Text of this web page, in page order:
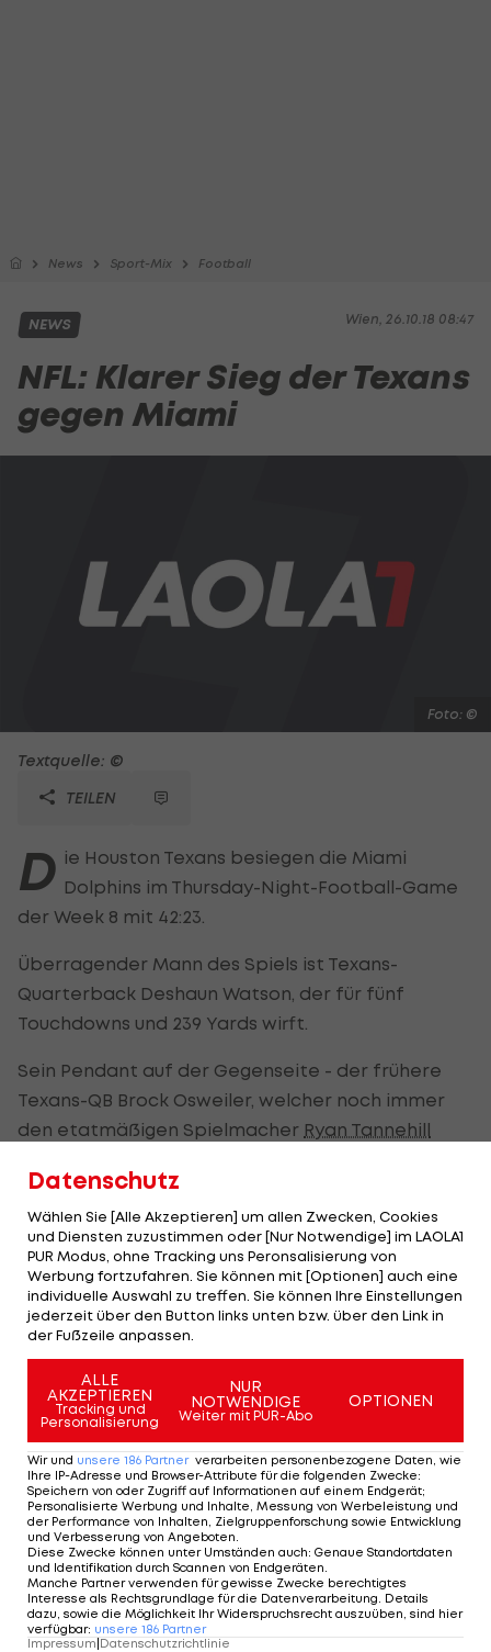
News Sport-Mix Football
Wien, 26.10.18 08:47
NEWS
NFL: Klarer Sieg der Texans
gegen Miami
Foto: ©
Textquelle: ©
TEILEN
D ie Houston Texans besiegen die Miami
Dolphins im Thursday-Night-Football-Game
der Week 8 mit 42:23.
Überragender Mann des Spiels ist Texans-
Quarterback Deshaun Watson, der für fünf
Touchdowns und 239 Yards wirft.
Sein Pendant auf der Gegenseite - der frühere
Texans-QB Brock Osweiler, welcher noch immer
den etatmäßigen Spielmacher Ryan Tannehill
und eine Interception.
Während der Dolphins-Quarterback keinen
Touchdown wirft, schafft es immerhin Dolphins-
Wide-Receiver Danny Amendola, der bei einem
Trickspielzug einen Touchdown-Pass auf
Runningback Kenyan Drake werfen kann.
Houston baut somit den Vorsprung in der AFC-
South aus (5-3), während die Miami Dolphins (4-4)
Gefahr laufen, den Anschluss an die New England
Patriots (5-2) in der AFC-East zu verlieren.
Mehr zum Thema
Datenschutz
Wählen Sie [Alle Akzeptieren] um allen Zwecken, Cookies
und Diensten zuzustimmen oder [Nur Notwendige] im LAOLA1
PUR Modus, ohne Tracking uns Peronsalisierung von
Werbung fortzufahren. Sie können mit [Optionen] auch eine
individuelle Auswahl zu treffen. Sie können Ihre Einstellungen
jederzeit über den Button links unten bzw. über den Link in
der Fußzeile anpassen.
ALLE
AKZEPTIEREN
Tracking und
Personalisierung
NUR
NOTWENDIGE
Weiter mit PUR-Abo
OPTIONEN
Wir und unsere 186 Partner verarbeiten personenbezogene Daten, wie
Ihre IP-Adresse und Browser-Attribute für die folgenden Zwecke:
Speichern von oder Zugriff auf Informationen auf einem Endgerät;
Personalisierte Werbung und Inhalte, Messung von Werbeleistung und
der Performance von Inhalten, Zielgruppenforschung sowie Entwicklung
und Verbesserung von Angeboten.
Diese Zwecke können unter Umständen auch: Genaue Standortdaten
und Identifikation durch Scannen von Endgeräten.
Manche Partner verwenden für gewisse Zwecke berechtigtes
Interesse als Rechtsgrundlage für die Datenverarbeitung. Details
dazu, sowie die Möglichkeit Ihr Widerspruchsrecht auszuüben, sind hier
verfügbar: unsere 186 Partner
Impressum Datenschutzrichtlinie